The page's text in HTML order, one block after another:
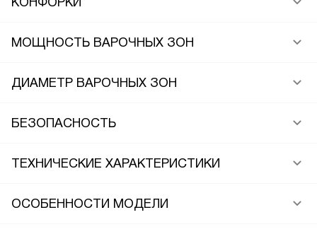
МОЩНОСТЬ ВАРОЧНЫХ ЗОН
ДИАМЕТР ВАРОЧНЫХ ЗОН
БЕЗОПАСНОСТЬ
ТЕХНИЧЕСКИЕ ХАРАКТЕРИСТИКИ
ОСОБЕННОСТИ МОДЕЛИ